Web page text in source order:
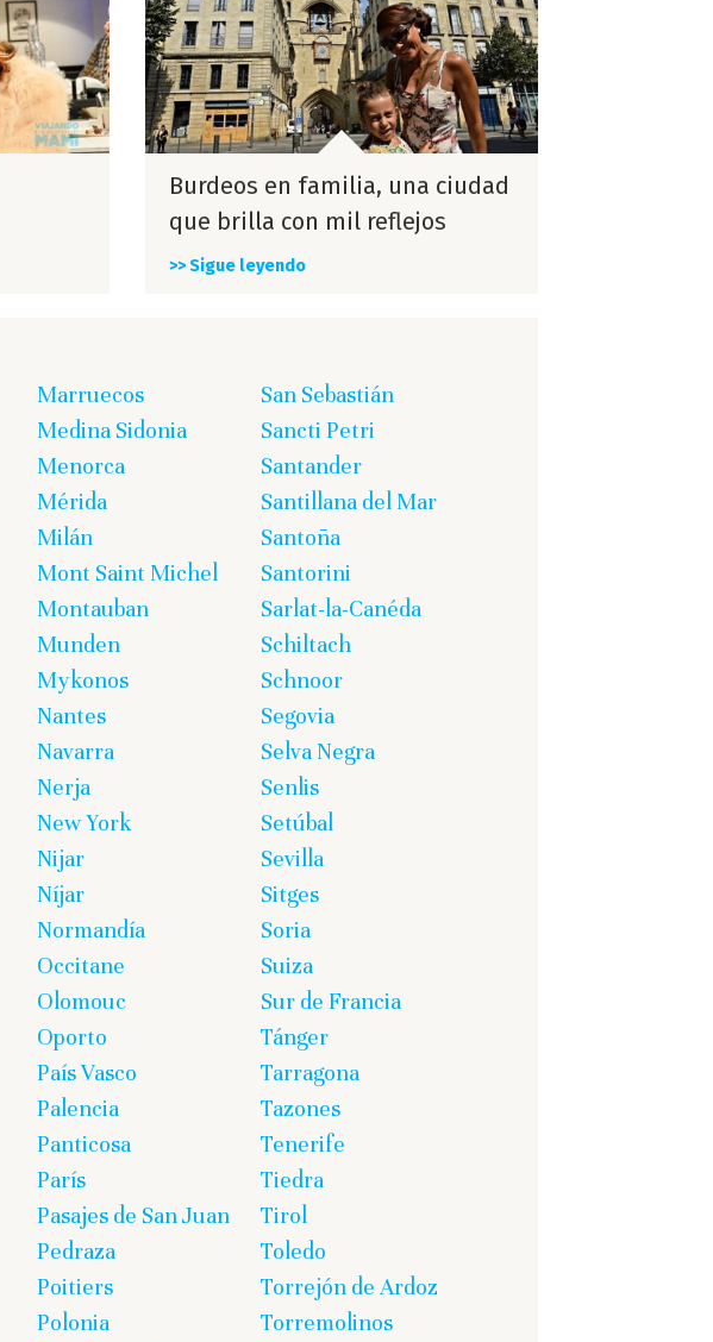
Burdeos en familia, una ciudad
que brilla con mil reflejos
>> Sigue leyendo
Marruecos
Medina Sidonia
Menorca
Mérida
Milán
Mont Saint Michel
Montauban
Munden
Mykonos
Nantes
Navarra
Nerja
New York
Nijar
Níjar
Normandía
Occitane
Olomouc
Oporto
País Vasco
Palencia
Panticosa
París
Pasajes de San Juan
Pedraza
Poitiers
Polonia
San Sebastián
Sancti Petri
Santander
Santillana del Mar
Santoña
Santorini
Sarlat-la-Canéda
Schiltach
Schnoor
Segovia
Selva Negra
Senlis
Setúbal
Sevilla
Sitges
Soria
Suiza
Sur de Francia
Tánger
Tarragona
Tazones
Tenerife
Tiedra
Tirol
Toledo
Torrejón de Ardoz
Torremolinos